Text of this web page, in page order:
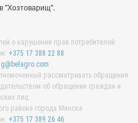
"Хозтоварищ".
о нарушении прав потребителей:
+375 17 388 22 88
рассматривать обращения
об обращении граждан и
лиц:
района города Минска
+375 17 389 26 46